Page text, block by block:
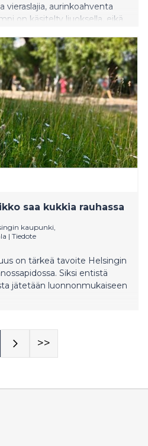
vieraslajia, aurinkoahventa
on käsitelty liuoksella, eikä
leviäminen ja
saa kukkia rauhassa
kaupunki,
| Tiedote
on tärkeä tavoite Helsingin
Siksi entistä
jätetään luonnonmukaiseen
>>